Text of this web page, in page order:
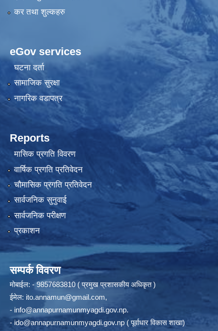
कर तथा शुल्कहरु
eGov services
घटना दर्ता
सामाजिक सुरक्षा
नागरिक वडापत्र
Reports
मासिक प्रगति विवरण
वार्षिक प्रगति प्रतिवेदन
चौमासिक प्रगति प्रतिवेदन
सार्वजनिक सुनुवाई
सार्वजनिक परीक्षण
प्रकाशन
सम्पर्क विवरण
मोबाईल: - 9857683810 ( प्रमुख प्रशासकीय अधिकृत )
ईमेल: ito.annamun@gmail.com,
- info@annapurnamunmyagdi.gov.np.
- ido@annapurnamunmyagdi.gov.np ( पूर्वाधार विकास शाखा)